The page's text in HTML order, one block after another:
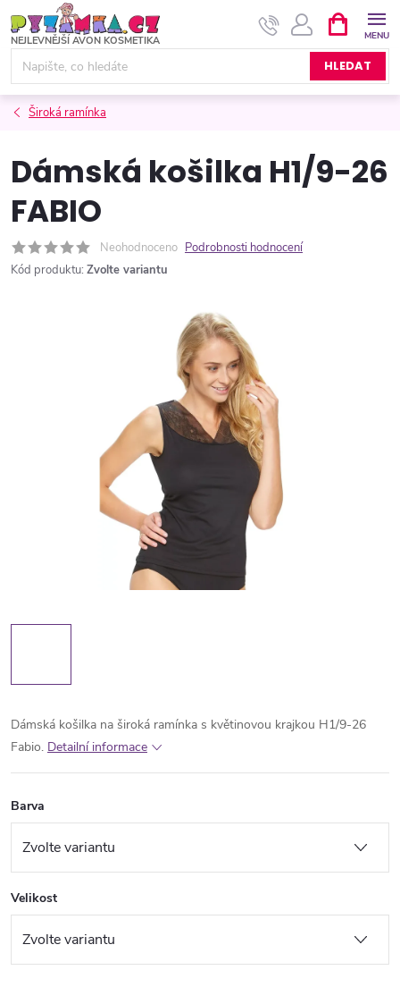
na
obsah
HLEDAT
NÁKUPNÍ
KOŠÍK
Široká ramínka
Dámská košilka H1/9-26
FABIO
Neohodnoceno Podrobnosti hodnocení
Kód produktu: Zvolte variantu
Dámská košilka na široká ramínka s květinovou krajkou H1/9-26
Fabio. Detailní informace
Barva
Velikost